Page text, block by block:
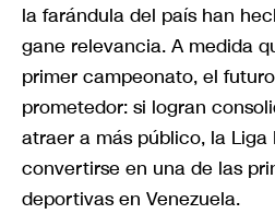
la farándula del país han
gane relevancia. A medida
primer campeonato, el
prometedor: si logran
atraer a más público, la
convertirse en una de las
deportivas en Venezuela.